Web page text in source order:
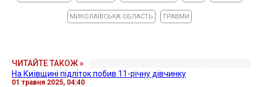
МИКОЛАЇВСЬКА ОБЛАСТЬ ТРАВМИ
ЧИТАЙТЕ ТАКОЖ »
На Київщині підліток побив 11-річну дівчинку
01 травня 2025, 04:40